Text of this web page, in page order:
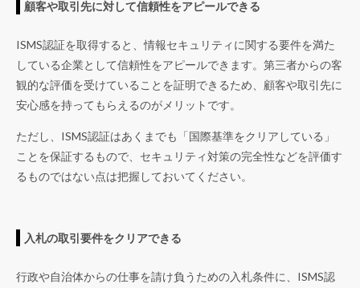
顧客や取引先に対して信頼性をアピールできる
ISMS認証を取得すると、情報セキュリティに関する要件を満た
している企業として信頼性をアピールできます。第三者からの客
観的な評価を受けていることを証明できるため、顧客や取引先に
安心感を持ってもらえるのがメリットです。
ただし、ISMS認証はあくまでも「国際基準をクリアしている」
ことを保証するもので、セキュリティ対策の完全性などを評価す
るものではない点は把握しておいてください。
入札の取引要件をクリアできる
行政や自治体からの仕事を請け負うための入札条件に、ISMS認